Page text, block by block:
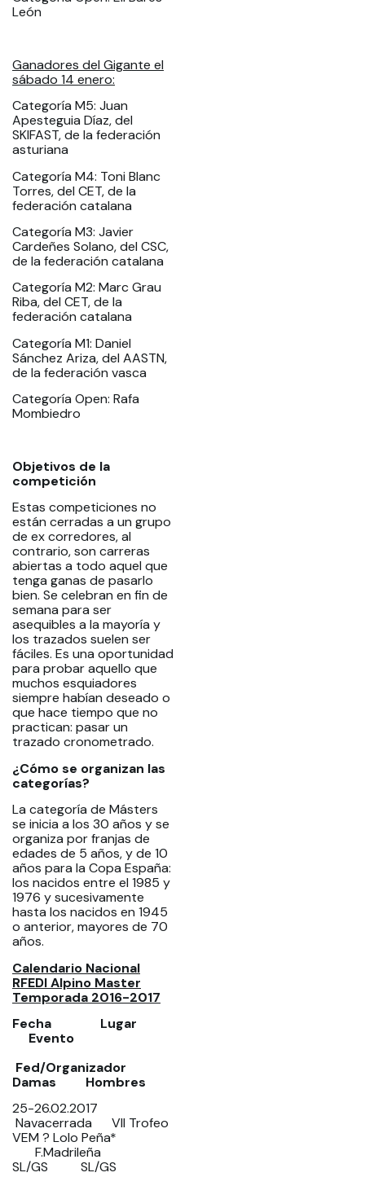
León
Ganadores del Gigante el
sábado 14 enero:
Categoría M5: Juan
Apesteguia Díaz, del
SKIFAST, de la federación
asturiana
Categoría M4: Toni Blanc
Torres, del CET, de la
federación catalana
Categoría M3: Javier
Cardeñes Solano, del CSC,
de la federación catalana
Categoría M2: Marc Grau
Riba, del CET, de la
federación catalana
Categoría M1: Daniel
Sánchez Ariza, del AASTN,
de la federación vasca
Categoría Open: Rafa
Mombiedro
Objetivos de la
competición
Estas competiciones no
están cerradas a un grupo
de ex corredores, al
contrario, son carreras
abiertas a todo aquel que
tenga ganas de pasarlo
bien. Se celebran en fin de
semana para ser
asequibles a la mayoría y
los trazados suelen ser
fáciles. Es una oportunidad
para probar aquello que
muchos esquiadores
siempre habían deseado o
que hace tiempo que no
practican: pasar un
trazado cronometrado.
¿Cómo se organizan las
categorías?
La categoría de Másters
se inicia a los 30 años y se
organiza por franjas de
edades de 5 años, y de 10
años para la Copa España:
los nacidos entre el 1985 y
1976 y sucesivamente
hasta los nacidos en 1945
o anterior, mayores de 70
años.
Calendario Nacional
RFEDI Alpino Master
Temporada 2016-2017
Fecha Lugar
Evento
Fed/Organizador
Damas Hombres
25-26.02.2017
Navacerrada VII Trofeo
VEM ? Lolo Peña*
F.Madrileña
SL/GS SL/GS